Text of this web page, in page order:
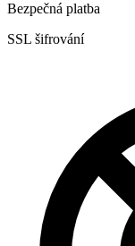
Bezpečná platba
SSL šifrování